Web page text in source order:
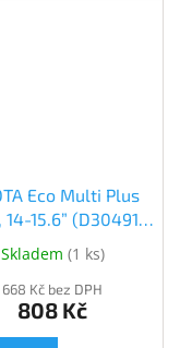
Eco Multi Plus
14-15.6” (D30491-
RPET)
Skladem (1 ks)
668 Kč bez DPH
808 Kč